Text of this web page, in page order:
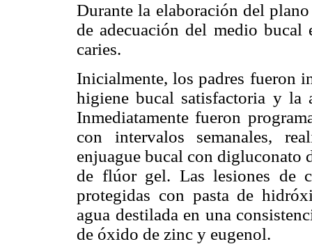
Durante la elaboración del
de adecuación del medio
caries.
Inicialmente, los padres fueron
higiene bucal satisfactoria y la
Inmediatamente fueron
con intervalos semanales,
enjuague bucal con digluconato
de flúor gel. Las lesiones de
protegidas con pasta de
agua destilada en una
de óxido de zinc y eugenol.